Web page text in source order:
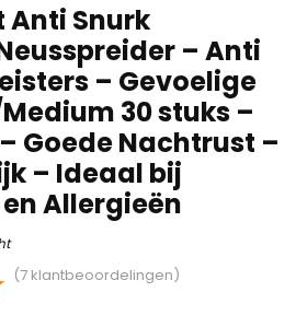
Anti Snurk
– Anti
– Gevoelige
30 stuks –
Goede Nachtrust –
– Ideaal bij
Allergieën
(7 klantbeoordelingen)